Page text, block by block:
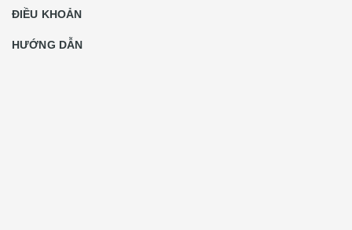
ĐIỀU KHOẢN
HƯỚNG DẪN